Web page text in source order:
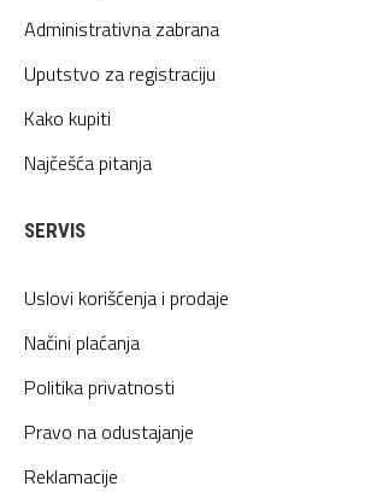
Administrativna zabrana
Uputstvo za registraciju
Kako kupiti
Najčešća pitanja
SERVIS
Uslovi korišćenja i prodaje
Načini plaćanja
Politika privatnosti
Pravo na odustajanje
Reklamacije